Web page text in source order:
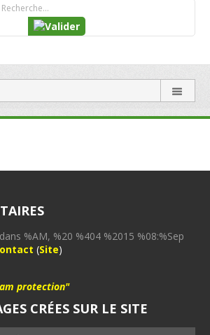
dans %AM, %20 %404 %2015 %08:%Sep
(Site)
protection"
CRÉES SUR LE SITE